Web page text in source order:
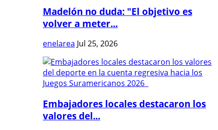
Madelón no duda: "El objetivo es
volver a meter...
enelarea Jul 25, 2026
Embajadores locales destacaron los
valores del...